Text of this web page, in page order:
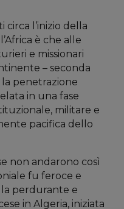
l’inizio della
è che alle
e missionari
– seconda
la penetrazione
in una fase
militare e
pacifica dello
non andarono così
fu feroce e
perdurante e
in Algeria, iniziata